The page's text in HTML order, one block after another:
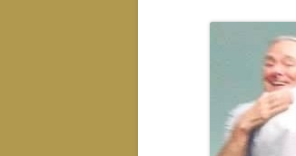
COLABORACIÓN CON
ENTIDADES SOCIALES,
Y DE INVESTIGACIÓN